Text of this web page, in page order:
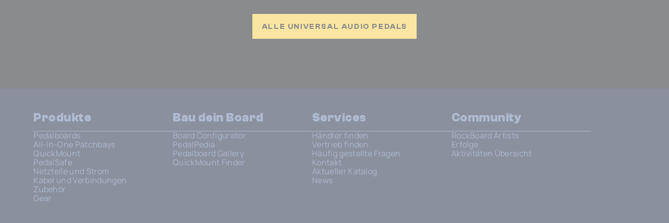
ALLE UNIVERSAL AUDIO PEDALS
Produkte
Pedalboards
All-In-One Patchbays
QuickMount
PedalSafe
Netzteile und Strom
Kabel und Verbindungen
Zubehör
Gear
Bau dein Board
Board Configurator
PedalPedia
Pedalboard Gallery
QuickMount Finder
Services
Händler finden
Vertrieb finden
Häufig gestellte Fragen
Kontakt
Aktueller Katalog
News
Community
RockBoard Artists
Erfolge
Aktivitäten Übersicht